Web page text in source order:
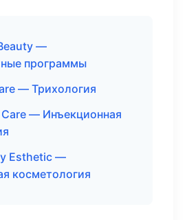
—
программы
— Трихология
— Инъекционная
Esthetic —
косметология